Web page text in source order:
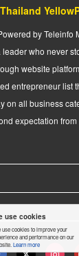
Thailand
by Teleinfo
leader who never
website
entrepreneur list
on all business
expectation
use cookies
use cookies to improve your
and performance on our
Learn more